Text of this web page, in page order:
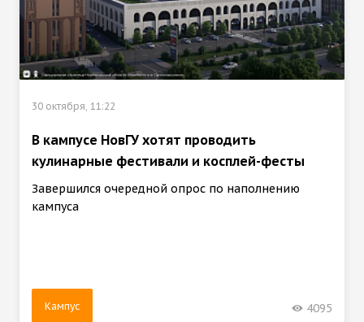
30 октября, 11:22
В кампусе НовГУ хотят проводить
кулинарные фестивали и косплей-фесты
Завершился очередной опрос по наполнению
кампуса
Кампус 4095